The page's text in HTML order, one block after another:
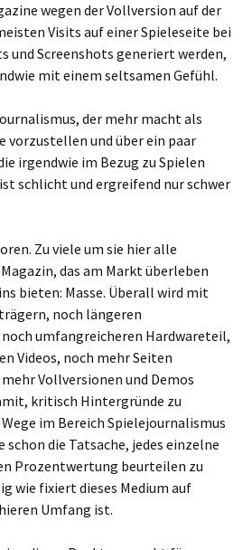
wegen der Vollversion auf der
Visits auf einer Spieleseite bei
und Screenshots generiert werden,
mit einem seltsamen Gefühl.
der mehr macht als
vorzustellen und über ein paar
irgendwie im Bezug zu Spielen
schlicht und ergreifend nur schwer
Zu viele um sie hier alle
das am Markt überleben
bieten: Masse. Überall wird mit
noch längeren
umfangreicheren Hardwareteil,
Videos, noch mehr Seiten
Vollversionen und Demos
kritisch Hintergründe zu
im Bereich Spielejournalismus
schon die Tatsache, jedes einzelne
Prozentwertung beurteilen zu
wie fixiert dieses Medium auf
Umfang ist.